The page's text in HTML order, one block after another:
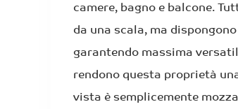
camere, bagno e balcone.
da una scala, ma
garantendo massima
rendono questa proprietà
vista è semplicemente